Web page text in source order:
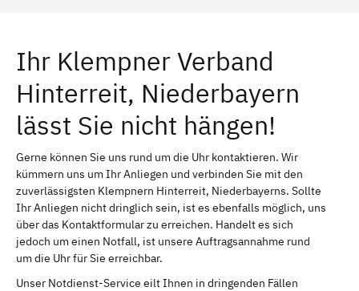
Ihr Klempner Verband
Hinterreit, Niederbayern
lässt Sie nicht hängen!
Gerne können Sie uns rund um die Uhr kontaktieren. Wir
kümmern uns um Ihr Anliegen und verbinden Sie mit den
zuverlässigsten Klempnern Hinterreit, Niederbayerns. Sollte
Ihr Anliegen nicht dringlich sein, ist es ebenfalls möglich, uns
über das Kontaktformular zu erreichen. Handelt es sich
jedoch um einen Notfall, ist unsere Auftragsannahme rund
um die Uhr für Sie erreichbar.
Unser Notdienst-Service eilt Ihnen in dringenden Fällen